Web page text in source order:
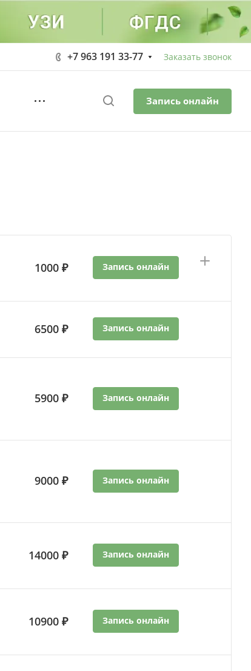
+7 963 191 33-77 Заказать звонок
Запись онлайн
1000 ₽ Запись онлайн
6500 ₽ Запись онлайн
5900 ₽ Запись онлайн
9000 ₽ Запись онлайн
14000 ₽ Запись онлайн
10900 ₽ Запись онлайн